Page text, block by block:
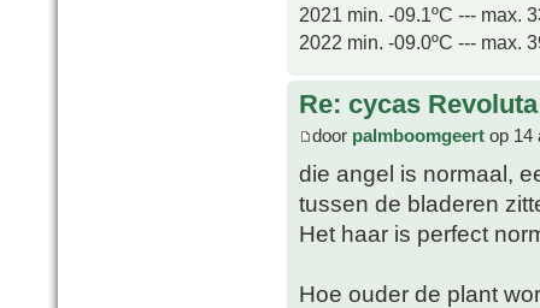
2021 min. -09.1ºC --- max.
2022 min. -09.0ºC --- max.
Re: cycas Revoluta
door palmboomgeert op 14
die angel is normaal,
tussen de bladeren
Het haar is perfect
Hoe ouder de plant